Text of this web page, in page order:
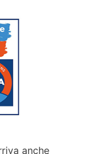
anche